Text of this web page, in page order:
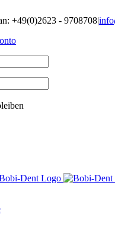
+49(0)2623 - 9708708|